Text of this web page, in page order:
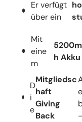
Er verfügt
über ein
Mit
eine
m
h Akku
D
i
e
Mitgliedsc
haft
Giving
Back